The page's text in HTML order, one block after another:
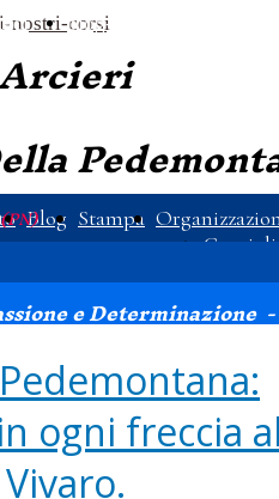
i-nostri-corsiblog-dettagli
Blog Stampa
e Determinazione
ogni freccia